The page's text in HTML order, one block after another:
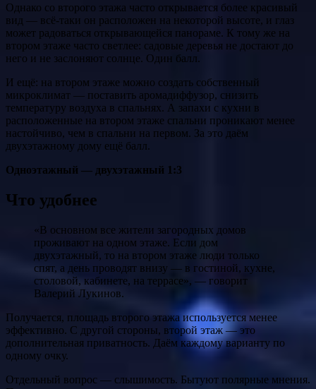
Однако со второго этажа часто открывается более красивый
вид — всё-таки он расположен на некоторой высоте, и глаз
может радоваться открывающейся панораме. К тому же на
втором этаже часто светлее: садовые деревья не достают до
него и не заслоняют солнце. Один балл.
И ещё: на втором этаже можно создать собственный
микроклимат — поставить аромадиффузор, снизить
температуру воздуха в спальнях. А запахи с кухни в
расположенные на втором этаже спальни проникают менее
настойчиво, чем в спальни на первом. За это даём
двухэтажному дому ещё балл.
Одноэтажный — двухэтажный 1:3
Что удобнее
«В основном все жители загородных домов
проживают на одном этаже. Если дом
двухэтажный, то на втором этаже люди только
спят, а день проводят внизу — в гостиной, кухне,
столовой, кабинете, на террасе», — говорит
Валерий Лукинов.
Получается, площадь второго этажа используется менее
эффективно. С другой стороны, второй этаж — это
дополнительная приватность. Даём каждому варианту по
одному очку.
Отдельный вопрос — слышимость. Бытуют полярные мнения.